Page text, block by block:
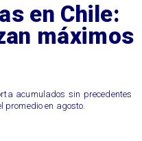
en Chile:
máximos
acumulados sin precedentes
promedio en agosto.